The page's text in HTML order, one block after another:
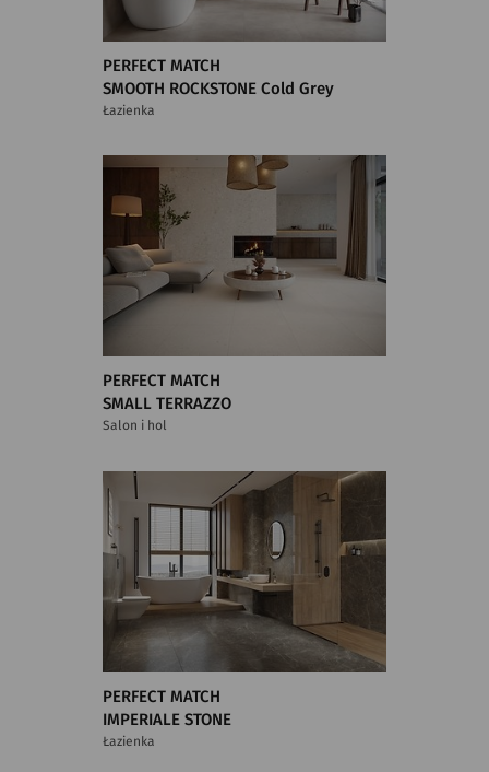
PERFECT MATCH
SMOOTH ROCKSTONE Cold Grey
Łazienka
PERFECT MATCH
SMALL TERRAZZO
Salon i hol
PERFECT MATCH
IMPERIALE STONE
Łazienka